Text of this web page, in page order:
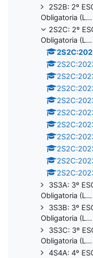
2S2B: 2º
Obligatoria (L...
2S2C: 2º
Obligatoria (L...
3S3A: 3º
Obligatoria (L...
3S3B: 3º
Obligatoria (L...
3S3C: 3º
Obligatoria (L...
4S4A: 4º